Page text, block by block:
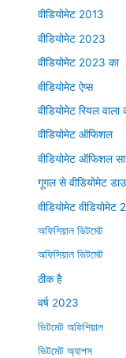
वीडियोमेट 2013
वीडियोमेट 2023
वीडियोमेट 2023 का
वीडियोमेट ऐप्स
वीडियोमेट रियल वाला
वीडियोमेट ऑफिशल
वीडियोमेट ऑफिशल
गूगल से वीडियोमेट
वीडियोमेट वीडियोमेट
অফিশিয়াল ভিটমেট
অফিসিয়াল ভিটমেট
ठीक है
वर्ष 2023
ভিটমেট অফিশিয়াল
ভিটমেট অ্যাপস